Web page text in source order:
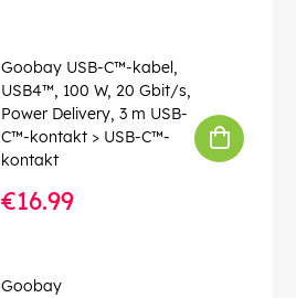
Goobay USB-C™-kabel,
USB4™, 100 W, 20 Gbit/s,
Power Delivery, 3 m USB-
C™-kontakt > USB-C™-
kontakt
€16.99
Goobay